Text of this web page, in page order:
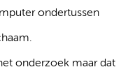
ondertussen
onderzoek maar dat